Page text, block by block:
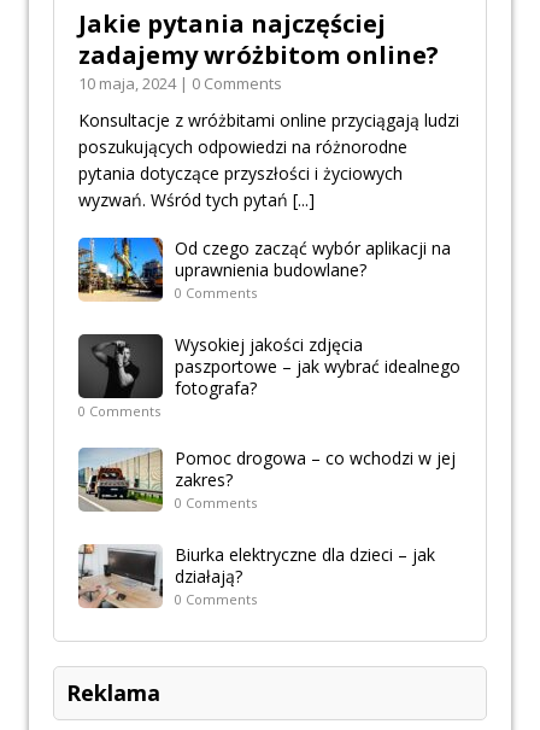
Jakie pytania najczęściej
zadajemy wróżbitom online?
10 maja, 2024 | 0 Comments
Konsultacje z wróżbitami online przyciągają ludzi
poszukujących odpowiedzi na różnorodne
pytania dotyczące przyszłości i życiowych
wyzwań. Wśród tych pytań [...]
Od czego zacząć wybór aplikacji na
uprawnienia budowlane?
0 Comments
Wysokiej jakości zdjęcia
paszportowe – jak wybrać idealnego
fotografa?
0 Comments
Pomoc drogowa – co wchodzi w jej
zakres?
0 Comments
Biurka elektryczne dla dzieci – jak
działają?
0 Comments
Reklama